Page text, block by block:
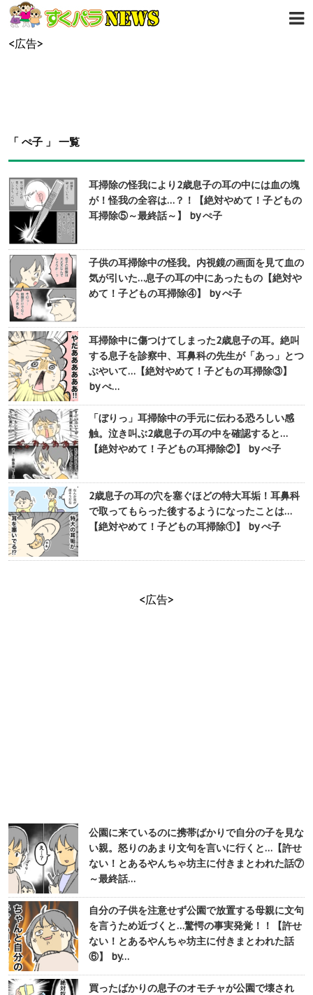
<広告>
「 ぺ子 」 一覧
耳掃除の怪我により2歳息子の耳の中には血の塊
が！怪我の全容は…？！【絶対やめて！子どもの
耳掃除⑤～最終話～】 by ぺ子
子供の耳掃除中の怪我。内視鏡の画面を見て血の
気が引いた…息子の耳の中にあったもの【絶対や
めて！子どもの耳掃除④】 by ぺ子
耳掃除中に傷つけてしまった2歳息子の耳。絶叫
する息子を診察中、耳鼻科の先生が「あっ」とつ
ぶやいて…【絶対やめて！子どもの耳掃除③】
by ぺ…
「ぼりっ」耳掃除中の手元に伝わる恐ろしい感
触。泣き叫ぶ2歳息子の耳の中を確認すると…
【絶対やめて！子どもの耳掃除②】 by ぺ子
2歳息子の耳の穴を塞ぐほどの特大耳垢！耳鼻科
で取ってもらった後するようになったことは…
【絶対やめて！子どもの耳掃除①】 by ぺ子
<広告>
公園に来ているのに携帯ばかりで自分の子を見な
い親。怒りのあまり文句を言いに行くと…【許せ
ない！とあるやんちゃ坊主に付きまとわれた話⑦
～最終話…
自分の子供を注意せず公園で放置する母親に文句
を言うため近づくと…驚愕の事実発覚！！【許せ
ない！とあるやんちゃ坊主に付きまとわれた話
⑥】 by…
買ったばかりの息子のオモチャが公園で壊され